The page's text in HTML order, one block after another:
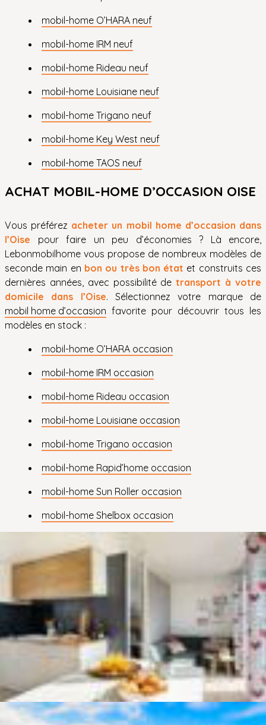
mobil-home O’HARA neuf
mobil-home IRM neuf
mobil-home Rideau neuf
mobil-home Louisiane neuf
mobil-home Trigano neuf
mobil-home Key West neuf
mobil-home TAOS neuf
ACHAT MOBIL-HOME D’OCCASION OISE
Vous préférez acheter un mobil home d’occasion dans
l’Oise pour faire un peu d’économies ? Là encore,
Lebonmobilhome vous propose de nombreux modèles de
seconde main en bon ou très bon état et construits ces
dernières années, avec possibilité detransport à votre
domicile dans l’Oise. Sélectionnez votre marque de
mobil home d’occasion favorite pour découvrir tous les
modèles en stock :
mobil-home O’HARA occasion
mobil-home IRM occasion
mobil-home Rideau occasion
mobil-home Louisiane occasion
mobil-home Trigano occasion
mobil-home Rapid’home occasion
mobil-home Sun Roller occasion
mobil-home Shelbox occasion